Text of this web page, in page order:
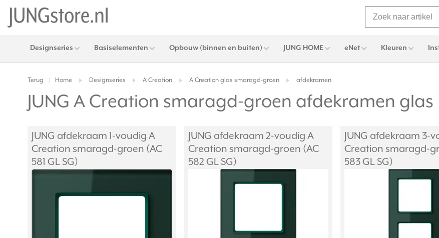
Designseries Basiselementen Opbouw (binnen en buiten) JUNG HOME eNet Kleuren
Terug Home Designseries A Creation A Creation glas smaragd-groen afdekramen
JUNG A Creation smaragd-groen afdekramen glas
JUNG afdekraam 1-voudig A
Creation smaragd-groen (AC
581 GL SG)
JUNG afdekraam 2-voudig A
Creation smaragd-groen (AC
582 GL SG)
JUNG afdekraam 3-
Creation smaragd-
583 GL SG)